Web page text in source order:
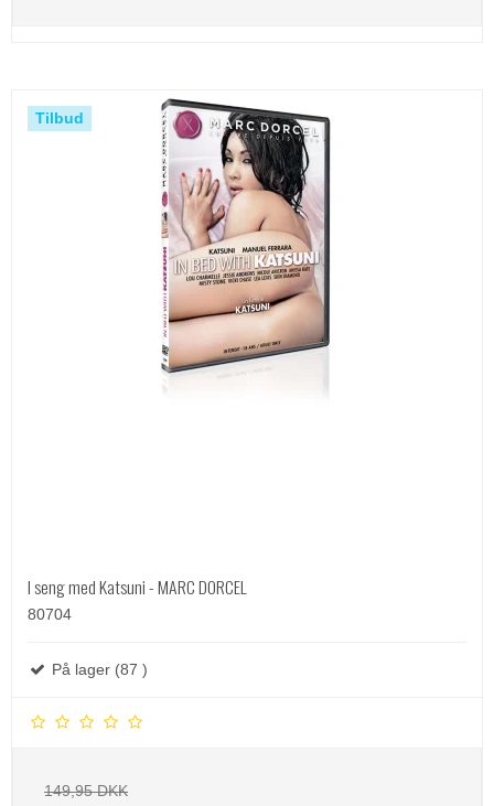
Tilbud
I seng med Katsuni - MARC DORCEL
80704
På lager (87 )
149,95 DKK